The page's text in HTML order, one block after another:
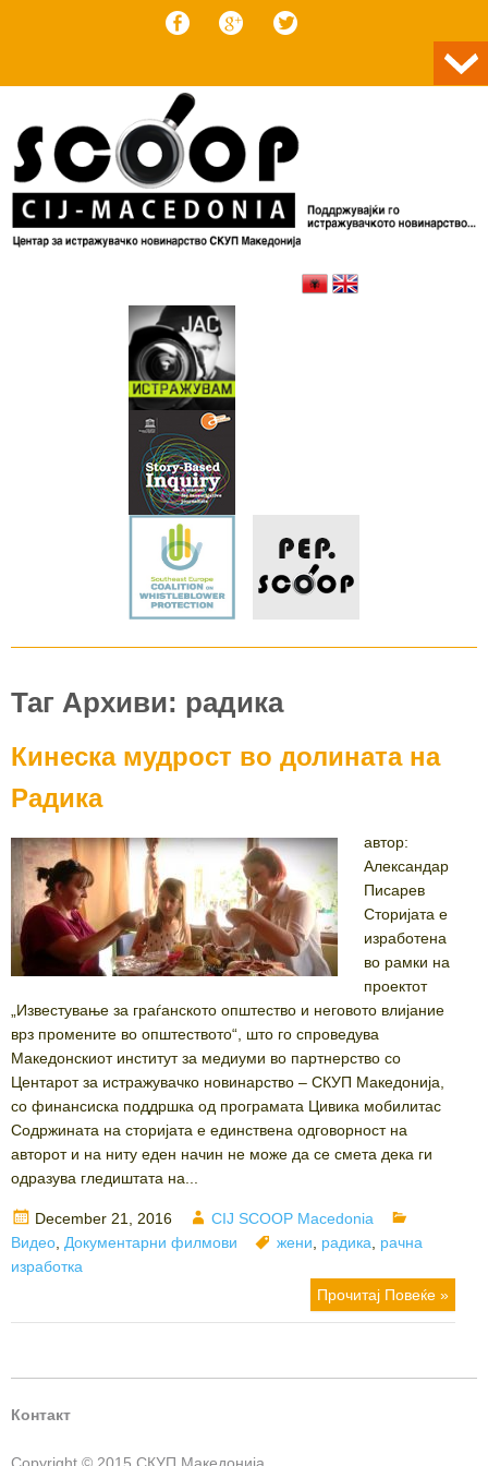
Таг Архиви: радика
Кинеска мудрост во долината на
Радика
автор:
Александар
Писарев
Сторијата е
изработена
во рамки на
проектот
„Известување за граѓанското општество и неговото влијание
врз промените во општеството“, што го спроведува
Македонскиот институт за медиуми во партнерство со
Центарот за истражувачко новинарство – СКУП Македонија,
со финансиска поддршка од програмата Цивика мобилитас
Содржината на сторијата е единствена одговорност на
авторот и на ниту еден начин не може да се смета дека ги
одразува гледиштата на...
Posted
on
December 21, 2016 Author
CIJ SCOOP Macedonia
Видео Документарни филмови Tags
жени радика
рачна
изработка
Прочитај Повеќе »
Контакт
Copyright © 2015 СКУП Македонија